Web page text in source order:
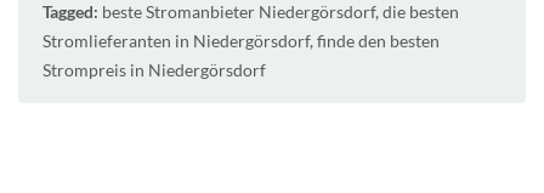
Tagged: beste Stromanbieter Niedergörsdorf, die besten
Stromlieferanten in Niedergörsdorf, finde den besten
Strompreis in Niedergörsdorf